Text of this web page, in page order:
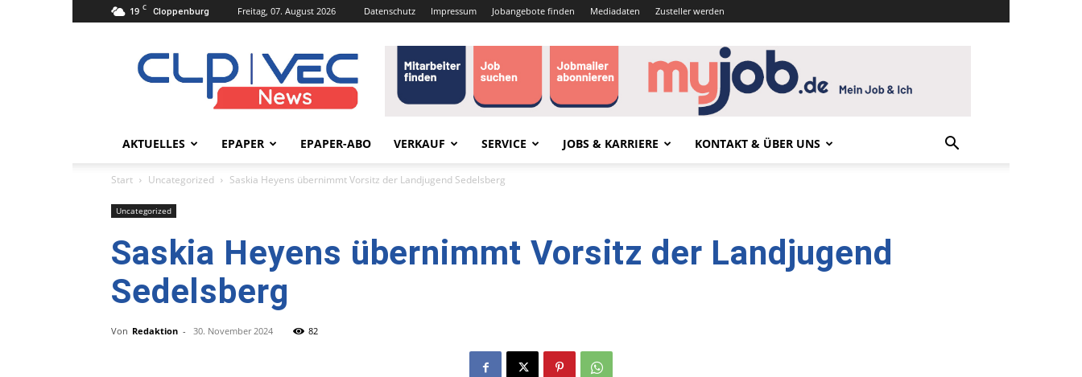
19 C Cloppenburg Freitag, 07. August 2026 Datenschutz Impressum Jobangebote finden Mediadaten Zusteller werden
clpvecnews.de
AKTUELLES EPAPER EPAPER-ABO VERKAUF SERVICE JOBS & KARRIERE KONTAKT & ÜBER UNS
Start Uncategorized Saskia Heyens übernimmt Vorsitz der Landjugend Sedelsberg
Uncategorized
Saskia Heyens übernimmt Vorsitz der Landjugend
Sedelsberg
Von Redaktion - 30. November 2024 82